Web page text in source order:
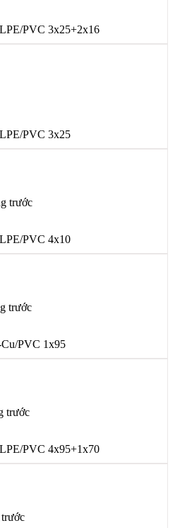
PVC 3x25+2x16
PVC 3x25
trước
PVC 4x10
trước
PVC 1x95
trước
PVC 4x95+1x70
trước